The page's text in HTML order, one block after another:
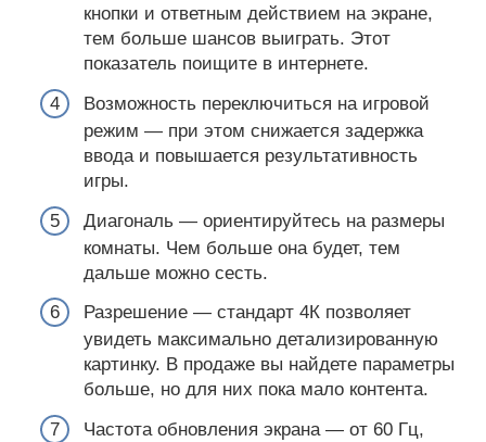
кнопки и ответным действием на экране,
тем больше шансов выиграть. Этот
показатель поищите в интернете.
Возможность переключиться на игровой
режим ― при этом снижается задержка
ввода и повышается результативность
игры.
Диагональ ― ориентируйтесь на размеры
комнаты. Чем больше она будет, тем
дальше можно сесть.
Разрешение ― стандарт 4К позволяет
увидеть максимально детализированную
картинку. В продаже вы найдете параметры
больше, но для них пока мало контента.
Частота обновления экрана ― от 60 Гц,